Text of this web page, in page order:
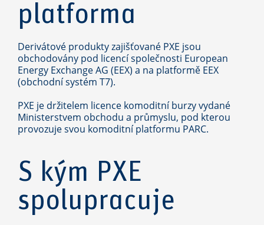
platforma
Derivátové produkty zajišťované PXE jsou
obchodovány pod licencí společnosti European
Energy Exchange AG (EEX) a na platformě EEX
(obchodní systém T7).
PXE je držitelem licence komoditní burzy vydané
Ministerstvem obchodu a průmyslu, pod kterou
provozuje svou komoditní platformu PARC.
S kým PXE
spolupracuje